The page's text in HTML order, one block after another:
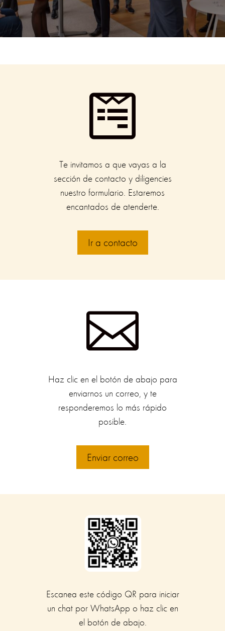

Te invitamos a que vayas a la
sección de contacto y diligencies
nuestro formulario. Estaremos
encantados de atenderte.
Ir a contacto

Haz clic en el botón de abajo para
enviarnos un correo, y te
responderemos lo más rápido
posible.
Enviar correo
Escanea este código QR para iniciar
un chat por WhatsApp o haz clic en
el botón de abajo.